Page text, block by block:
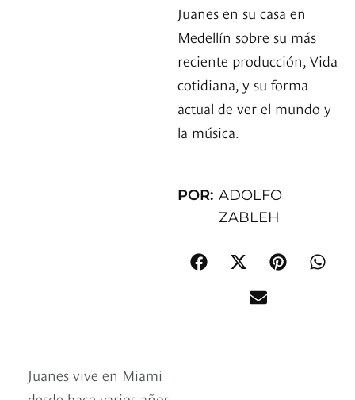
Juanes en su casa en
Medellín sobre su más
reciente producción, Vida
cotidiana, y su forma
actual de ver el mundo y
la música.
POR: ADOLFO
ZABLEH
Juanes vive en Miami